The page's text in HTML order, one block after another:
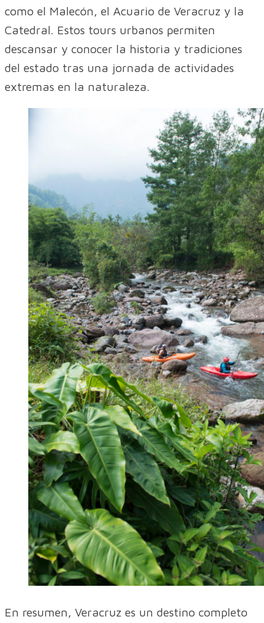
como el Malecón, el Acuario de Veracruz y la
Catedral. Estos tours urbanos permiten
descansar y conocer la historia y tradiciones
del estado tras una jornada de actividades
extremas en la naturaleza.
En resumen, Veracruz es un destino completo